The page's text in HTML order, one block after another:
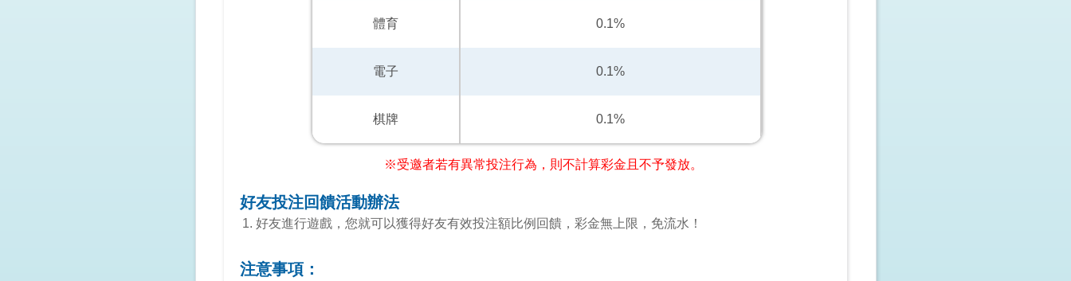
體育 0.1%
電子 0.1%
棋牌 0.1%
※受邀者若有異常投注行為，則不計算彩金且不予發放。
好友投注回饋活動辦法
好友進行遊戲，您就可以獲得好友有效投注額比例回饋，彩金無上限，免流水！
注意事項：